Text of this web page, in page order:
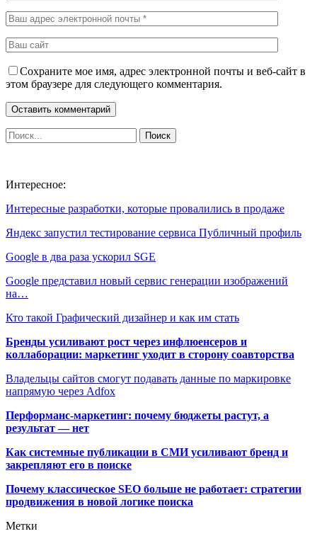
Сохраните мое имя, адрес электронной почты и веб-сайт в
этом браузере для следующего комментария.
Интересное:
Интересные разработки, которые провалились в продаже
Яндекс запустил тестирование сервиса Публичный профиль
Google в два раза ускорил SGE
Google представил новый сервис генерации изображений
на…
Кто такой Графический дизайнер и как им стать
Бренды усиливают рост через инфлюенсеров и
коллаборации: маркетинг уходит в сторону соавторства
Владельцы сайтов смогут подавать данные по маркировке
напрямую через Adfox
Перформанс-маркетинг: почему бюджеты растут, а
результат — нет
Как системные публикации в СМИ усиливают бренд и
закрепляют его в поиске
Почему классическое SEO больше не работает: стратегии
продвижения в новой логике поиска
Метки